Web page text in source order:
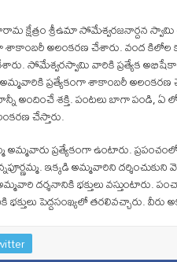
క్షేత్రం శ్రీఉమా సోమేశ్వరజనార్దన
అలంకరణ చేశారు. వంద కిలోల
సోమేశ్వరస్వామి వారికి ప్రత్యేక
ప్రత్యేకంగా శాకాంబరీ
అందించే శక్తి. పంటలు బాగా పండి,
చేస్తారు.
ప్రత్యేకంగా ఉంటారు.
ఇక్కడి అమ్మవారిని
దర్శనానికి భక్తులు వస్తుంటారు.
పెద్దసంఖ్యలో తరలివచ్చారు. వీరు